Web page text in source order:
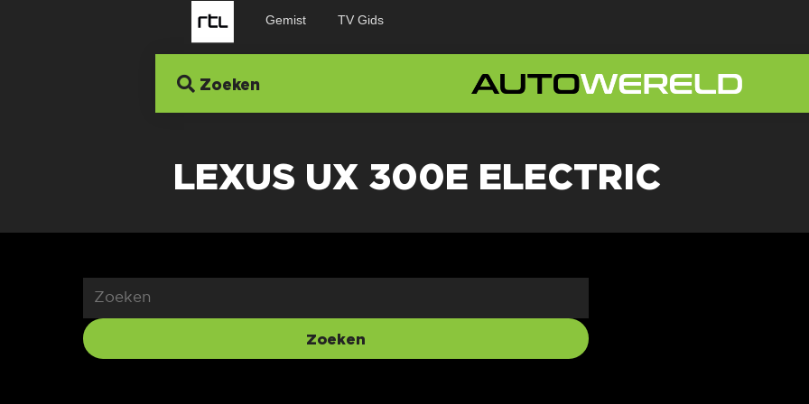
Gemist TV Gids
Zoeken
LEXUS UX 300E ELECTRIC